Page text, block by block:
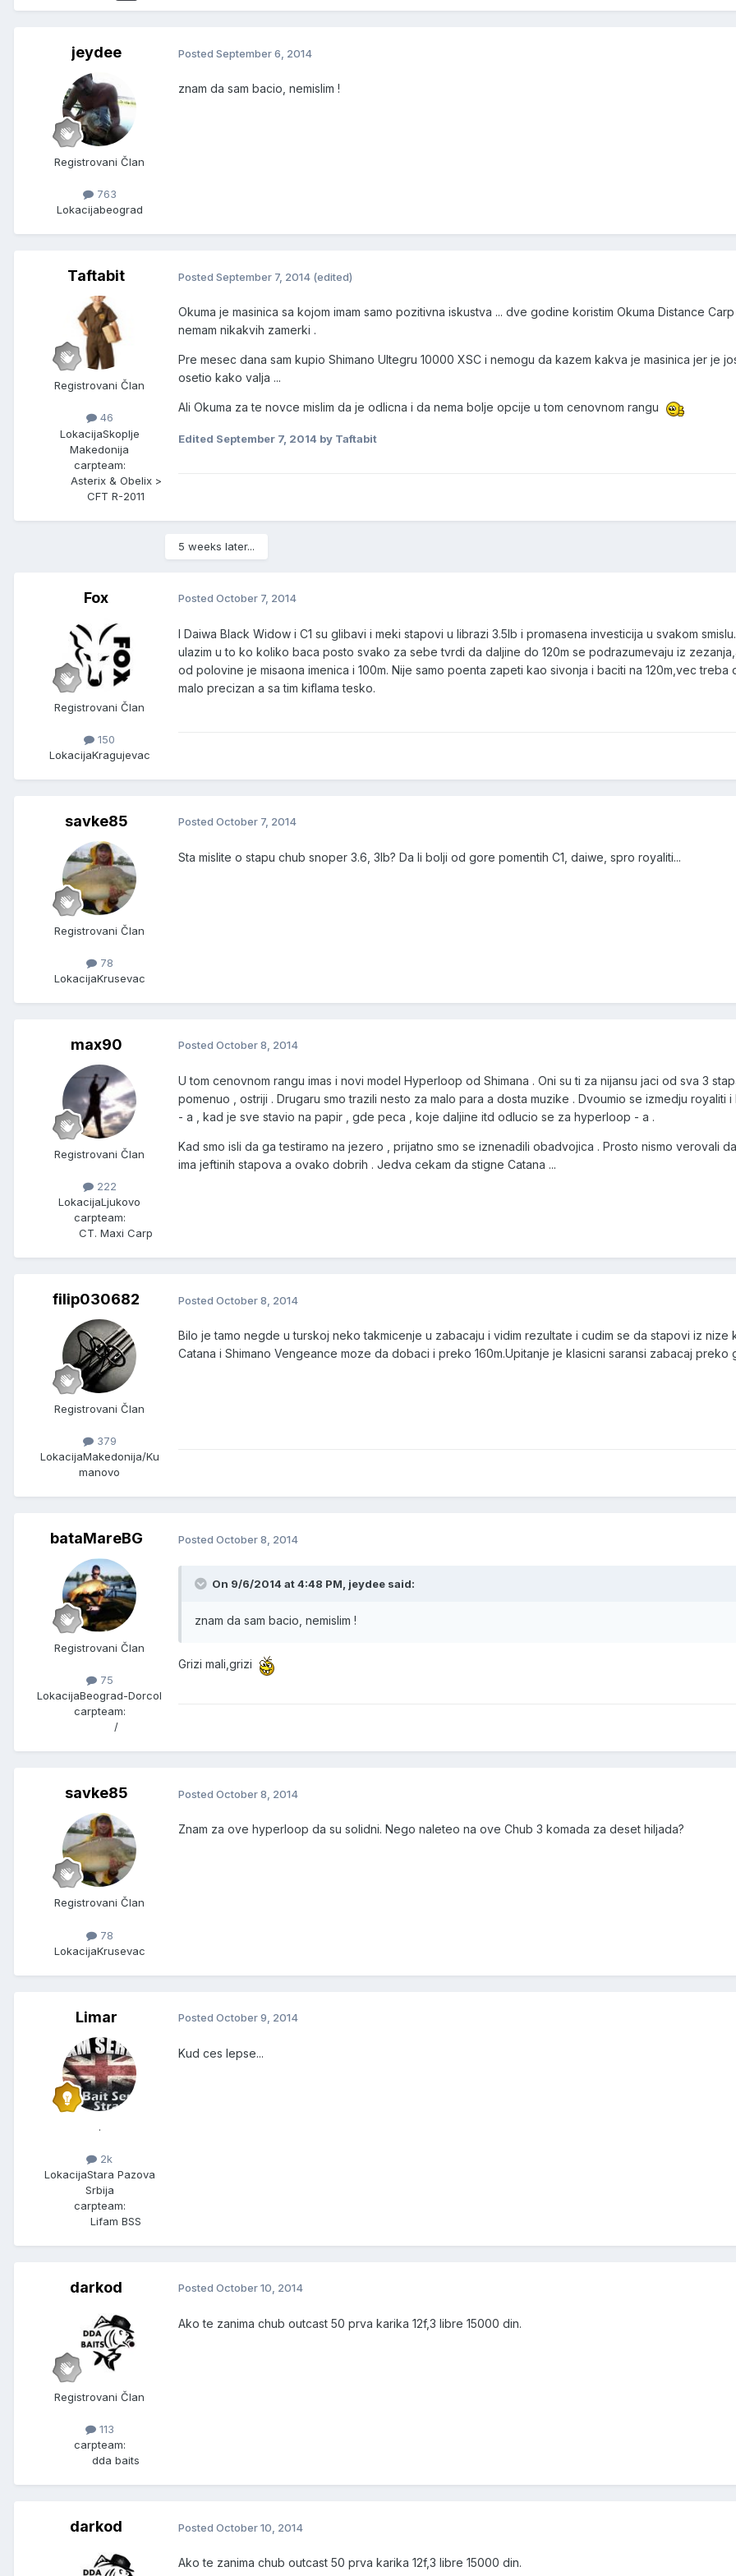
jeydee
Registrovani Član
763
Lokacijabeograd
Posted September 6, 2014
znam da sam bacio, nemislim !
Taftabit
Registrovani Član
46
LokacijaSkoplje
Makedonija
carpteam:
Asterix & Obelix >
CFT R-2011
Posted September 7, 2014 (edited)
Okuma je masinica sa kojom imam samo pozitivna iskustva ... dve godine koristim Okuma Distance
nemam nikakvih zamerki .
Pre mesec dana sam kupio Shimano Ultegru 10000 XSC i nemogu da kazem kakva je masinica jer je
osetio kako valja ...
Ali Okuma za te novce mislim da je odlicna i da nema bolje opcije u tom cenovnom rangu
Edited September 7, 2014 by Taftabit
5 weeks later...
Fox
Registrovani Član
150
LokacijaKragujevac
Posted October 7, 2014
I Daiwa Black Widow i C1 su glibavi i meki stapovi u librazi 3.5lb i promasena investicija u svakom
ulazim u to ko koliko baca posto svako za sebe tvrdi da daljine do 120m se podrazumevaju iz
od polovine je misaona imenica i 100m. Nije samo poenta zapeti kao sivonja i baciti na 120m,vec treba
malo precizan a sa tim kiflama tesko.
savke85
Registrovani Član
78
LokacijaKrusevac
Posted October 7, 2014
Sta mislite o stapu chub snoper 3.6, 3lb? Da li bolji od gore pomentih C1, daiwe, spro royaliti...
max90
Registrovani Član
222
LokacijaLjukovo
carpteam:
CT. Maxi Carp
Posted October 8, 2014
U tom cenovnom rangu imas i novi model Hyperloop od Shimana . Oni su ti za nijansu jaci od sva 3
pomenuo , ostriji . Drugaru smo trazili nesto za malo para a dosta muzike . Dvoumio se izmedju royaliti
- a , kad je sve stavio na papir , gde peca , koje daljine itd odlucio se za hyperloop - a .
Kad smo isli da ga testiramo na jezero , prijatno smo se iznenadili obadvojica . Prosto nismo verovali
ima jeftinih stapova a ovako dobrih . Jedva cekam da stigne Catana ...
filip030682
Registrovani Član
379
LokacijaMakedonija/Ku
manovo
Posted October 8, 2014
Bilo je tamo negde u turskoj neko takmicenje u zabacaju i vidim rezultate i cudim se da stapovi iz nize
Catana i Shimano Vengeance moze da dobaci i preko 160m.Upitanje je klasicni saransi zabacaj preko
bataMareBG
Registrovani Član
75
LokacijaBeograd-Dorcol
carpteam:
/
Posted October 8, 2014
On 9/6/2014 at 4:48 PM, jeydee said:
znam da sam bacio, nemislim !
Grizi mali,grizi
savke85
Registrovani Član
78
LokacijaKrusevac
Posted October 8, 2014
Znam za ove hyperloop da su solidni. Nego naleteo na ove Chub 3 komada za deset hiljada?
Limar
.
2k
LokacijaStara Pazova
Srbija
carpteam:
Lifam BSS
Posted October 9, 2014
Kud ces lepse...
darkod
Registrovani Član
113
carpteam:
dda baits
Posted October 10, 2014
Ako te zanima chub outcast 50 prva karika 12f,3 libre 15000 din.
darkod Posted October 10, 2014
Ako te zanima chub outcast 50 prva karika 12f,3 libre 15000 din.